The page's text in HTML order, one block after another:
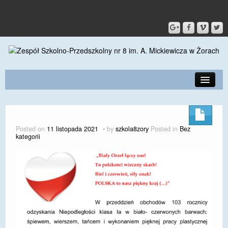
KONTAKT
DLA RODZICÓW I UCZNIÓW
DLA PRACOWNIKÓW
GALERIA
SPORT
Posted on 11 listopada 2021 by szkola8zory Posted in Bez
kategorii